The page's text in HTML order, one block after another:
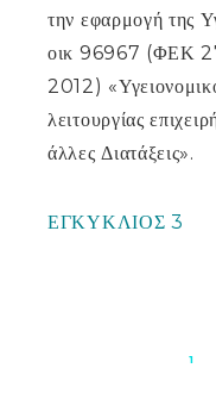
την εφαρμογή της
οικ 96967 (ΦΕΚ
2012)
λειτουργίας
άλλες Διατάξεις».
ΕΓΚΥΚΛΙΟΣ 3
1